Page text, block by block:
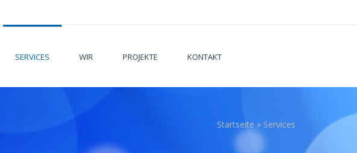
SERVICES WIR PROJEKTE KONTAKT
Sie sind hier
Startseite » Services